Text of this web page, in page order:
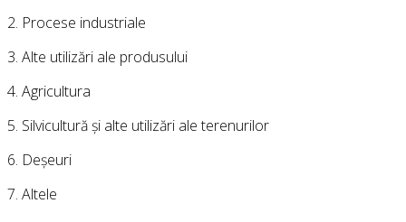
2. Procese industriale
3. Alte utilizări ale produsului
4. Agricultura
5. Silvicultură și alte utilizări ale terenurilor
6. Deșeuri
7. Altele